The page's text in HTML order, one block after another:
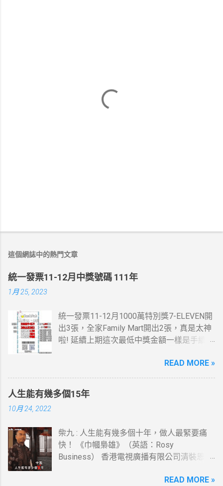
這個網誌中的熱門文章
統一發票11-12月中獎號碼 111年
1月 25, 2023
統一發票11-12月1000萬特別獎7-ELEVEN開
出3張，全家Family Mart開出2張，真是太神
啦! 延續上期這次最低中獎金額一樣是手續
萬特獎7-ELEVEN跟全家Family Mar又有貢獻
了，這些地方我都有去， 最幸運的人是花20
元停車費就中了。 桃園市蘆竹區中獎機率感
覺挺高的，想當年也在那住過幾年....
READ MORE »
人生能有幾多個15年
10月 24, 2022
柴九 : 人生能有幾多個十年，做人最緊要痛
快！ 《巾幗梟雄》（英語：Rosy
Business） 香港電視廣播有限公司清裝恩仇
祥(柴九)領銜主演，監製李添勝。 此劇為
READ MORE »